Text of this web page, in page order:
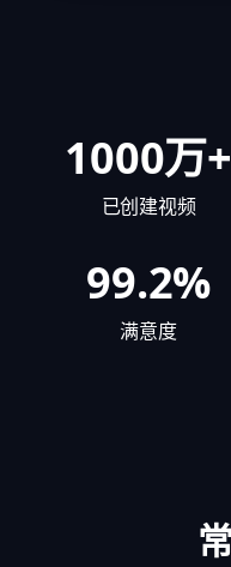
1000万+
已创建视频
99.2%
满意度